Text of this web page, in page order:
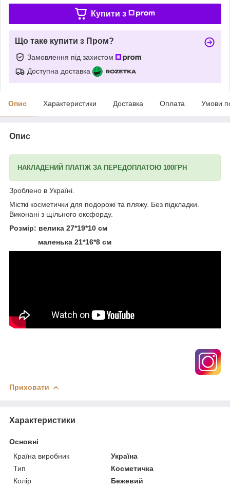
Купити з
Що таке купити з Пром?
Замовлення під захистом
Доступна доставка
Опис Характеристики Доставка Оплата Умови
Опис
НАКЛАДЕНИЙ ПЛАТІЖ ЗА ПЕРЕДОПЛАТОЮ 100ГРН
Зроблено в Україні.
Місткі косметички для подорожі та пляжу. Без підкладки.
Виконані з щільного оксфорду.
Розмір: велика 27*19*10 см
маленька 21*16*8 см
Приховати
Характеристики
Основні
Країна виробник
Україна
Тип
Косметичка
Колір
Бежевий